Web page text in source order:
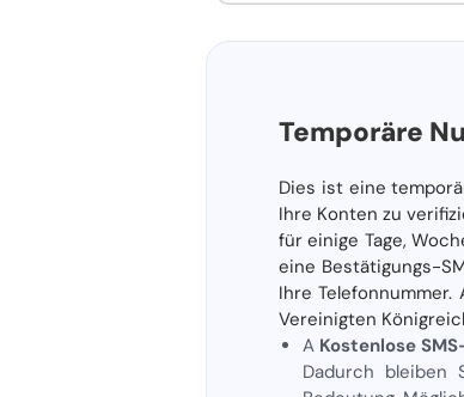
Temporäre
Dies ist eine
Ihre Konten zu
für einige Tage,
eine Bestätigungs-
Ihre
Vereinigten
A Kostenlose
Dadurch bleiben